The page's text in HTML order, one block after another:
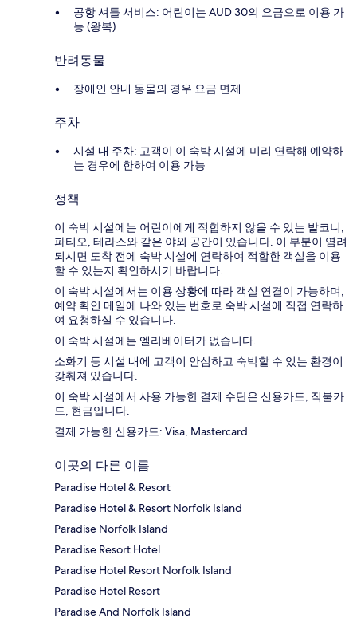
공항 셔틀 서비스: 어린이는 AUD 30의 요금으로 이용 가
능 (왕복)
반려동물
장애인 안내 동물의 경우 요금 면제
주차
시설 내 주차: 고객이 이 숙박 시설에 미리 연락해 예약하
는 경우에 한하여 이용 가능
정책
이 숙박 시설에는 어린이에게 적합하지 않을 수 있는 발코니,
파티오, 테라스와 같은 야외 공간이 있습니다. 이 부분이 염려
되시면 도착 전에 숙박 시설에 연락하여 적합한 객실을 이용
할 수 있는지 확인하시기 바랍니다.
이 숙박 시설에서는 이용 상황에 따라 객실 연결이 가능하며,
예약 확인 메일에 나와 있는 번호로 숙박 시설에 직접 연락하
여 요청하실 수 있습니다.
이 숙박 시설에는 엘리베이터가 없습니다.
소화기 등 시설 내에 고객이 안심하고 숙박할 수 있는 환경이
갖춰져 있습니다.
이 숙박 시설에서 사용 가능한 결제 수단은 신용카드, 직불카
드, 현금입니다.
결제 가능한 신용카드: Visa, Mastercard
이곳의 다른 이름
Paradise Hotel & Resort
Paradise Hotel & Resort Norfolk Island
Paradise Norfolk Island
Paradise Resort Hotel
Paradise Hotel Resort Norfolk Island
Paradise Hotel Resort
Paradise And Norfolk Island